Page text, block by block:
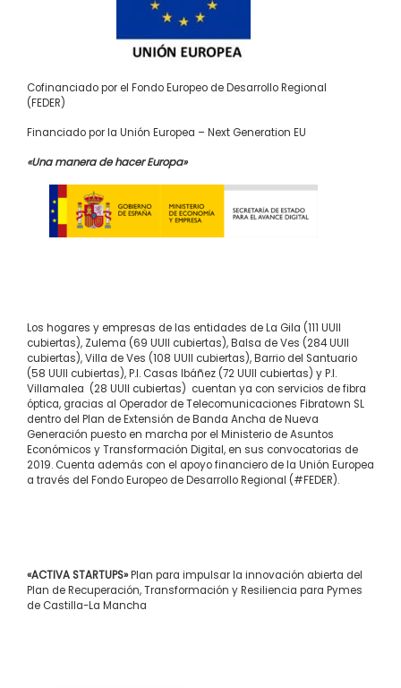
Cofinanciado por el Fondo Europeo de Desarrollo Regional
(FEDER)
Financiado por la Unión Europea – Next Generation EU
«Una manera de hacer Europa»
Los hogares y empresas de las entidades de La Gila (111 UUII
cubiertas), Zulema (69 UUII cubiertas), Balsa de Ves (284 UUII
cubiertas), Villa de Ves (108 UUII cubiertas), Barrio del Santuario
(58 UUII cubiertas), P.I. Casas Ibáñez (72 UUII cubiertas) y P.I.
Villamalea (28 UUII cubiertas) cuentan ya con servicios de fibra
óptica, gracias al Operador de Telecomunicaciones Fibratown SL
dentro del Plan de Extensión de Banda Ancha de Nueva
Generación puesto en marcha por el Ministerio de Asuntos
Económicos y Transformación Digital, en sus convocatorias de
2019. Cuenta además con el apoyo financiero de la Unión Europea
a través del Fondo Europeo de Desarrollo Regional (#FEDER).
«ACTIVA STARTUPS»Plan para impulsar la innovación abierta del
Plan de Recuperación, Transformación y Resiliencia para Pymes
de Castilla-La Mancha